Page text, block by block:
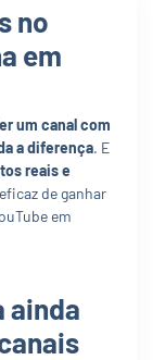
no
em
um canal com
a diferença. E
reais e
de ganhar
em
ainda